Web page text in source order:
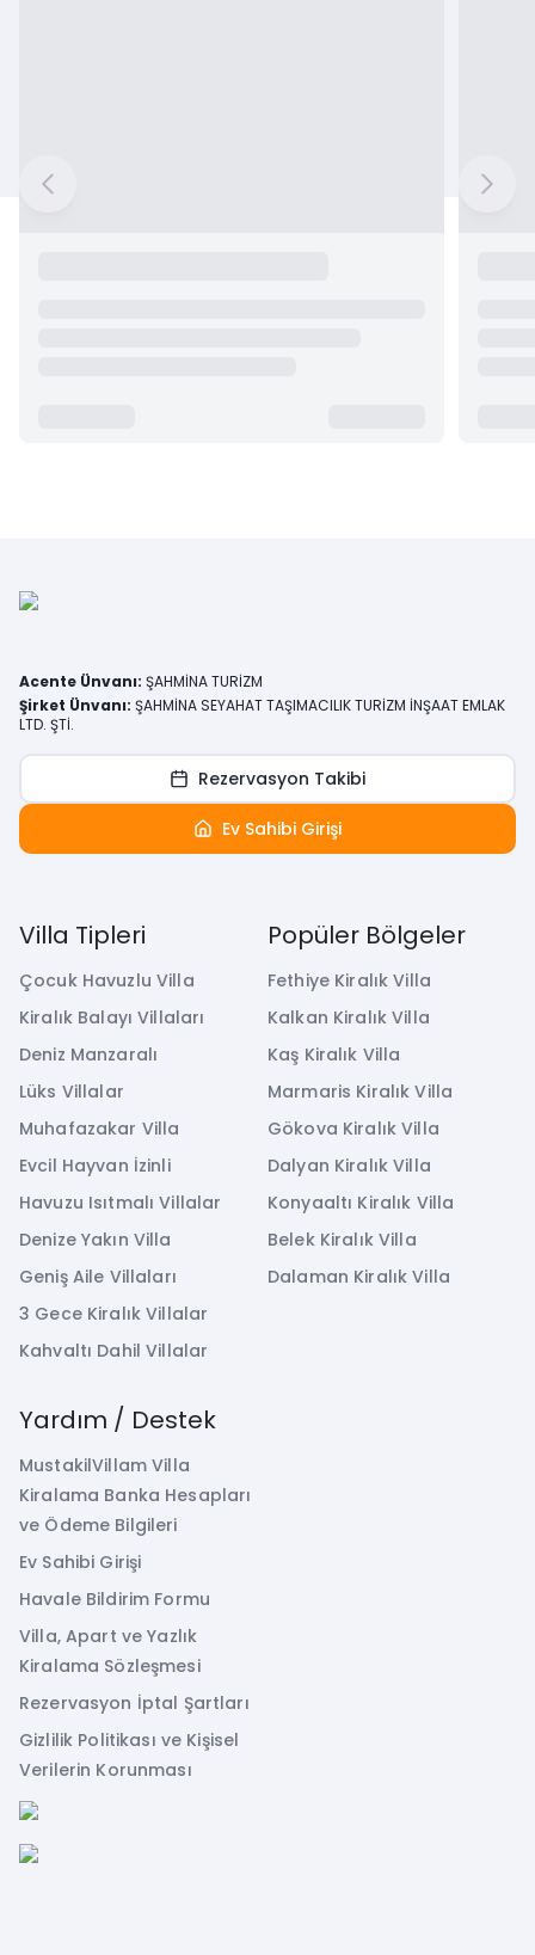
Villa Tipleri
Çocuk Havuzlu Villa
Kiralık Balayı Villaları
Deniz Manzaralı
Lüks Villalar
Muhafazakar Villa
Evcil Hayvan İzinli
Havuzu Isıtmalı Villalar
Denize Yakın Villa
Geniş Aile Villaları
3 Gece Kiralık Villalar
Kahvaltı Dahil Villalar
Popüler Bölgeler
Fethiye Kiralık Villa
Kalkan Kiralık Villa
Kaş Kiralık Villa
Marmaris Kiralık Villa
Gökova Kiralık Villa
Dalyan Kiralık Villa
Konyaaltı Kiralık Villa
Belek Kiralık Villa
Dalaman Kiralık Villa
Yardım / Destek
MustakilVillam Villa
Kiralama Banka Hesapları
ve Ödeme Bilgileri
Ev Sahibi Girişi
Havale Bildirim Formu
Villa, Apart ve Yazlık
Kiralama Sözleşmesi
Rezervasyon İptal Şartları
Gizlilik Politikası ve Kişisel
Verilerin Korunması
Acente Ünvanı: ŞAHMİNA TURİZM
Şirket Ünvanı: ŞAHMİNA SEYAHAT TAŞIMACILIK TURİZM İNŞAAT EMLAK
LTD. ŞTİ.
Rezervasyon Takibi
Ev Sahibi Girişi